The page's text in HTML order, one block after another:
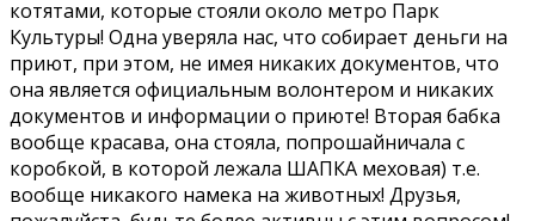
котятами, которые стояли около метро Парк
Культуры! Одна уверяла нас, что собирает деньги на
приют, при этом, не имея никаких документов, что
она является официальным волонтером и никаких
документов и информации о приюте! Вторая бабка
вообще красава, она стояла, попрошайничала с
коробкой, в которой лежала ШАПКА меховая) т.е.
вообще никакого намека на животных! Друзья,